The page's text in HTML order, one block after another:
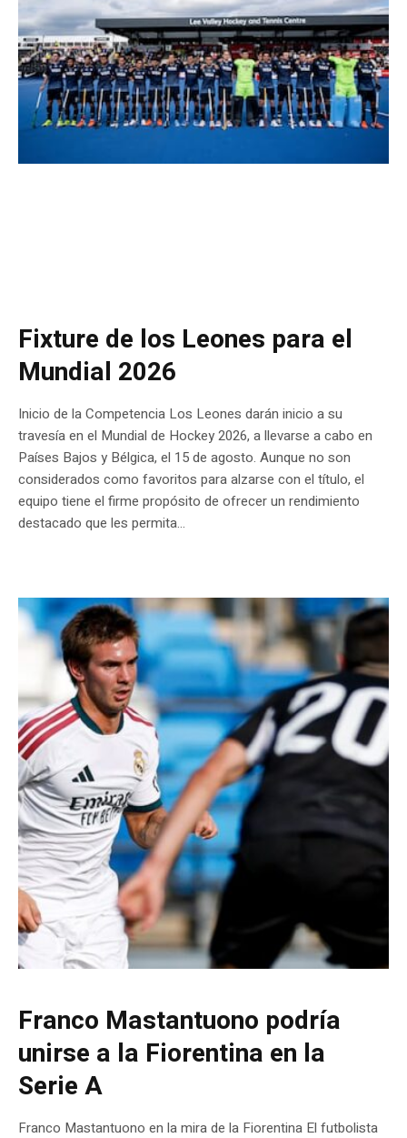
Fixture de los Leones para el
Mundial 2026
Inicio de la Competencia Los Leones darán inicio a su
travesía en el Mundial de Hockey 2026, a llevarse a cabo en
Países Bajos y Bélgica, el 15 de agosto. Aunque no son
considerados como favoritos para alzarse con el título, el
equipo tiene el firme propósito de ofrecer un rendimiento
destacado que les permita...
Franco Mastantuono podría
unirse a la Fiorentina en la
Serie A
Franco Mastantuono en la mira de la Fiorentina El futbolista